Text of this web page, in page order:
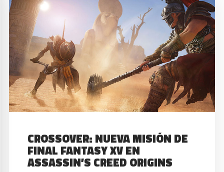
CROSSOVER: NUEVA MISIÓN DE
FINAL FANTASY XV EN
ASSASSIN’S CREED ORIGINS